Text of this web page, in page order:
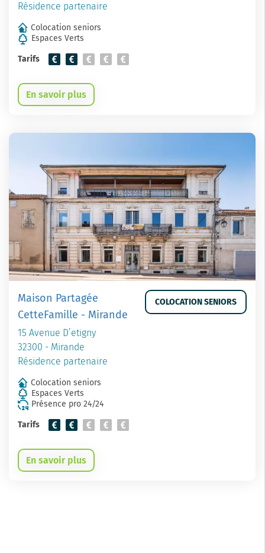
Résidence partenaire
Colocation seniors
Espaces Verts
Tarifs
En savoir plus
Maison Partagée
CetteFamille - Mirande
15 Avenue D’etigny
32300 - Mirande
Résidence partenaire
COLOCATION SENIORS
Colocation seniors
Espaces Verts
Présence pro 24/24
Tarifs
En savoir plus